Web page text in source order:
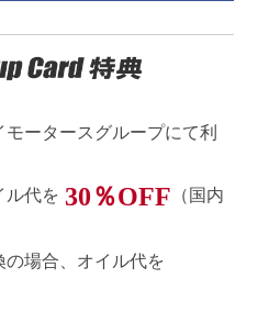
ータースグループにて利
ル代を 30％OFF （国内
場合、オイル代を